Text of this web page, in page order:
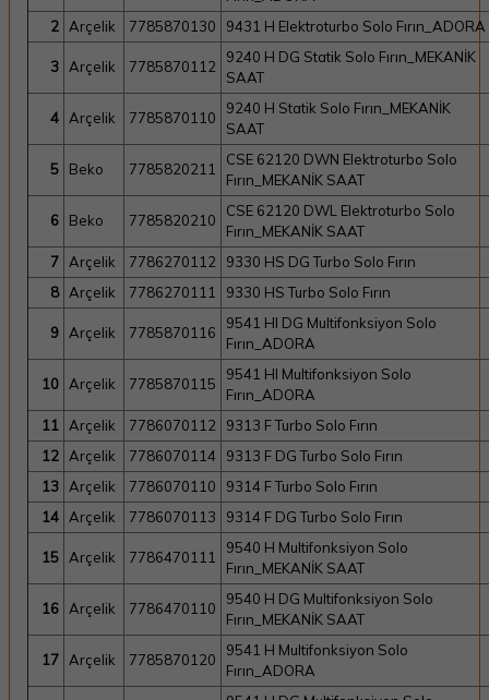
2 Arçelik 7785870130 9431 H Elektroturbo Solo Fırın_ADORA
3 Arçelik 7785870112
9240 H DG Statik Solo Fırın_MEKANİK
SAAT
4 Arçelik 7785870110
9240 H Statik Solo Fırın_MEKANİK
SAAT
5 Beko 7785820211
CSE 62120 DWN Elektroturbo Solo
Fırın_MEKANİK SAAT
6 Beko 7785820210
CSE 62120 DWL Elektroturbo Solo
Fırın_MEKANİK SAAT
7 Arçelik 7786270112
9330 HS DG Turbo Solo Fırın
8 Arçelik 7786270111 9330 HS Turbo Solo Fırın
9 Arçelik 7785870116
9541 HI DG Multifonksiyon Solo
Fırın_ADORA
10 Arçelik 7785870115
9541 HI Multifonksiyon Solo
Fırın_ADORA
11 Arçelik 7786070112
9313 F Turbo Solo Fırın
12 Arçelik 7786070114
9313 F DG Turbo Solo Fırın
13 Arçelik 7786070110
9314 F Turbo Solo Fırın
14 Arçelik 7786070113 9314 F DG Turbo Solo Fırın
15 Arçelik 7786470111
9540 H Multifonksiyon Solo
Fırın_MEKANİK SAAT
16 Arçelik 7786470110
9540 H DG Multifonksiyon Solo
Fırın_MEKANİK SAAT
17 Arçelik 7785870120
9541 H Multifonksiyon Solo
Fırın_ADORA